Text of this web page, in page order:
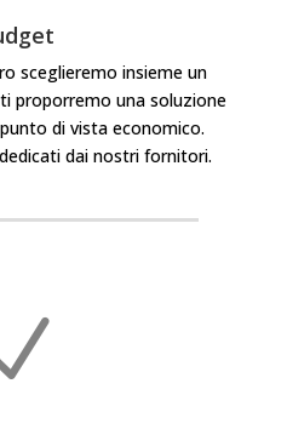
sceglieremo insieme un
proporremo una soluzione
di vista economico.
dai nostri fornitori.